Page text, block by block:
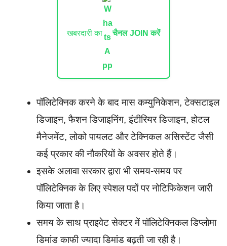
खबरदारी का चैनल JOIN करें
पॉलिटेक्निक करने के बाद मास कम्युनिकेशन, टेक्सटाइल
डिजाइन, फैशन डिजाइनिंग, इंटीरियर डिजाइन, होटल
मैनेजमेंट, लोको पायलट और टेक्निकल असिस्टेंट जैसी
कई प्रकार की नौकरियों के अवसर होते हैं।
इसके अलावा सरकार द्वारा भी समय-समय पर
पॉलिटेक्निक के लिए स्पेशल पदों पर नोटिफिकेशन जारी
किया जाता है।
समय के साथ प्राइवेट सेक्टर में पॉलिटेक्निकल डिप्लोमा
डिमांड काफी ज्यादा डिमांड बढ़ती जा रही है।